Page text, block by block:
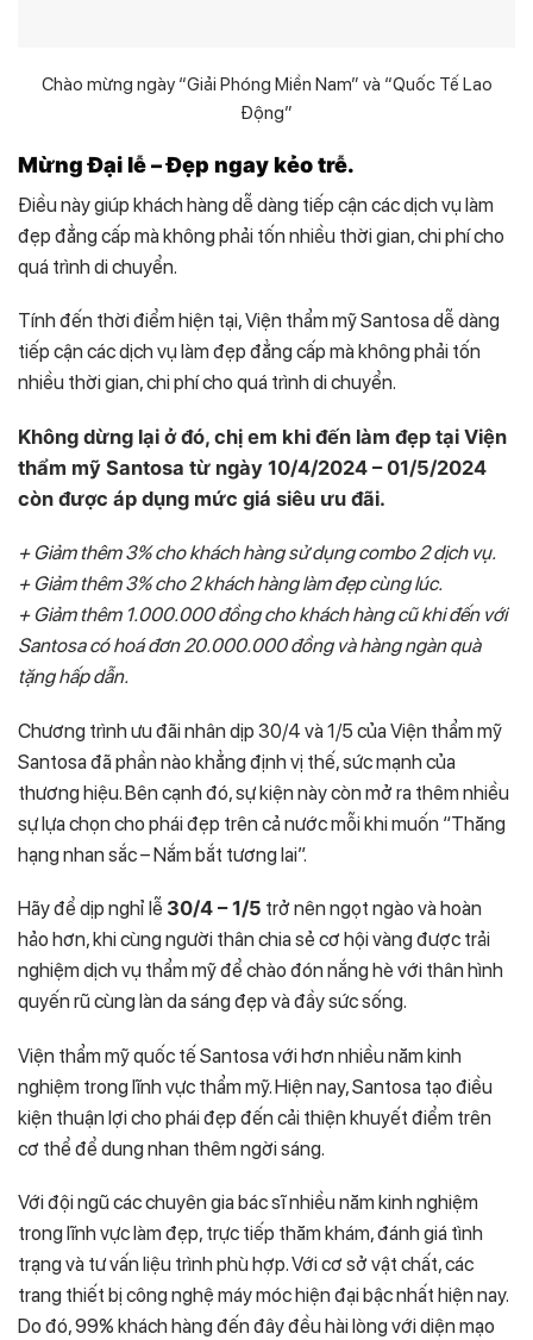
Chào mừng ngày “Giải Phóng Miền Nam” và “Quốc Tế Lao
Động”
Mừng Đại lễ – Đẹp ngay kẻo trễ.
Điều này giúp khách hàng dễ dàng tiếp cận các dịch vụ làm
đẹp đẳng cấp mà không phải tốn nhiều thời gian, chi phí cho
quá trình di chuyển.
Tính đến thời điểm hiện tại, Viện thẩm mỹ Santosa dễ dàng
tiếp cận các dịch vụ làm đẹp đẳng cấp mà không phải tốn
nhiều thời gian, chi phí cho quá trình di chuyển.
Không dừng lại ở đó, chị em khi đến làm đẹp tại Viện
thẩm mỹ Santosa từ ngày 10/4/2024 – 01/5/2024
còn được áp dụng mức giá siêu ưu đãi.
+ Giảm thêm 3% cho khách hàng sử dụng combo 2 dịch vụ.
+ Giảm thêm 3% cho 2 khách hàng làm đẹp cùng lúc.
+ Giảm thêm 1.000.000 đồng cho khách hàng cũ khi đến với
Santosa có hoá đơn 20.000.000 đồng và hàng ngàn quà
tặng hấp dẫn.
Chương trình ưu đãi nhân dịp 30/4 và 1/5 của Viện thẩm mỹ
Santosa đã phần nào khẳng định vị thế, sức mạnh của
thương hiệu. Bên cạnh đó, sự kiện này còn mở ra thêm nhiều
sự lựa chọn cho phái đẹp trên cả nước mỗi khi muốn “Thăng
hạng nhan sắc – Nắm bắt tương lai”.
Hãy để dịp nghỉ lễ 30/4 – 1/5 trở nên ngọt ngào và hoàn
hảo hơn, khi cùng người thân chia sẻ cơ hội vàng được trải
nghiệm dịch vụ thẩm mỹ để chào đón nắng hè với thân hình
quyến rũ cùng làn da sáng đẹp và đầy sức sống.
Viện thẩm mỹ quốc tế Santosa với hơn nhiều năm kinh
nghiệm trong lĩnh vực thẩm mỹ. Hiện nay, Santosa tạo điều
kiện thuận lợi cho phái đẹp đến cải thiện khuyết điểm trên
cơ thể để dung nhan thêm ngời sáng.
Với đội ngũ các chuyên gia bác sĩ nhiều năm kinh nghiệm
trong lĩnh vực làm đẹp, trực tiếp thăm khám, đánh giá tình
trạng và tư vấn liệu trình phù hợp. Với cơ sở vật chất, các
trang thiết bị công nghệ máy móc hiện đại bậc nhất hiện nay.
Do đó, 99% khách hàng đến đây đều hài lòng với diện mạo